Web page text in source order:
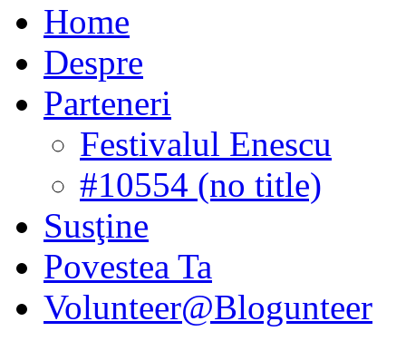
Home
Despre
Parteneri
Festivalul Enescu
#10554 (no title)
Susţine
Povestea Ta
Volunteer@Blogunteer